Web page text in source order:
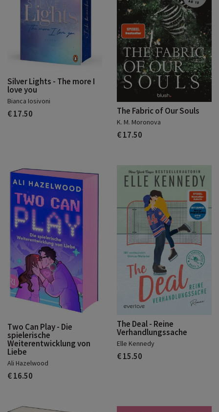
Silver Lights - The more I
love you
Bianca Iosivoni
€ 17.50 The Fabric of Our Souls
K. M. Moronova
€ 17.50
Two Can Play - Die
spielerische
Weiterentwicklung von
Liebe
Ali Hazelwood
€ 16.50
The Deal - Reine
Verhandlungssache
Elle Kennedy
€ 15.50